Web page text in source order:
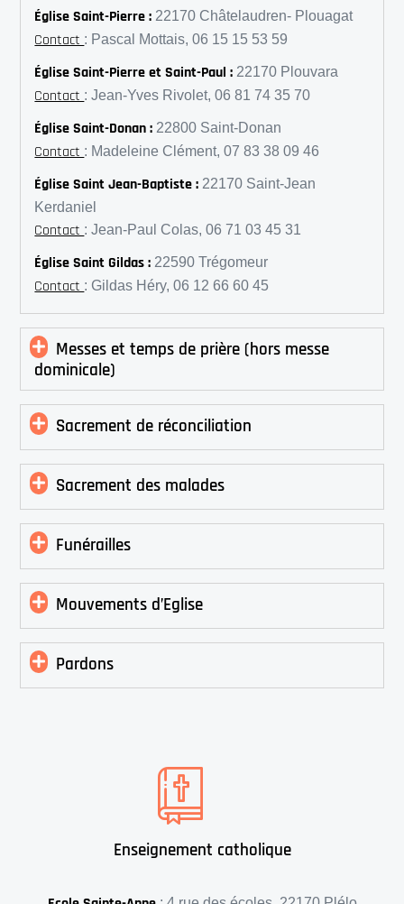
Église Saint-Pierre : 22170 Châtelaudren- Plouagat
Contact : Pascal Mottais, 06 15 15 53 59
Église Saint-Pierre et Saint-Paul : 22170 Plouvara
Contact : Jean-Yves Rivolet, 06 81 74 35 70
Église Saint-Donan : 22800 Saint-Donan
Contact : Madeleine Clément, 07 83 38 09 46
Église Saint Jean-Baptiste : 22170 Saint-Jean
Kerdaniel
Contact : Jean-Paul Colas, 06 71 03 45 31
Église Saint Gildas : 22590 Trégomeur
Contact : Gildas Héry, 06 12 66 60 45
Messes et temps de prière (hors messe
dominicale)
Sacrement de réconciliation
Sacrement des malades
Funérailles
Mouvements d’Eglise
Pardons
Enseignement catholique